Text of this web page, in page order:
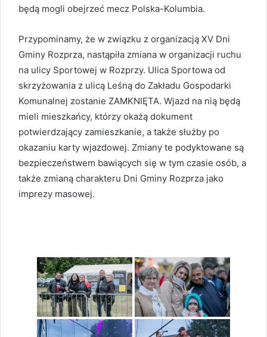
będą mogli obejrzeć mecz Polska-Kolumbia.
Przypominamy, że w związku z organizacją XV Dni
Gminy Rozprza, nastąpiła zmiana w organizacji ruchu
na ulicy Sportowej w Rozprzy. Ulica Sportowa od
skrzyżowania z ulicą Leśną do Zakładu Gospodarki
Komunalnej zostanie ZAMKNIĘTA. Wjazd na nią będą
mieli mieszkańcy, którzy okażą dokument
potwierdzający zamieszkanie, a także służby po
okazaniu karty wjazdowej. Zmiany te podyktowane są
bezpieczeństwem bawiących się w tym czasie osób, a
także zmianą charakteru Dni Gminy Rozprza jako
imprezy masowej.